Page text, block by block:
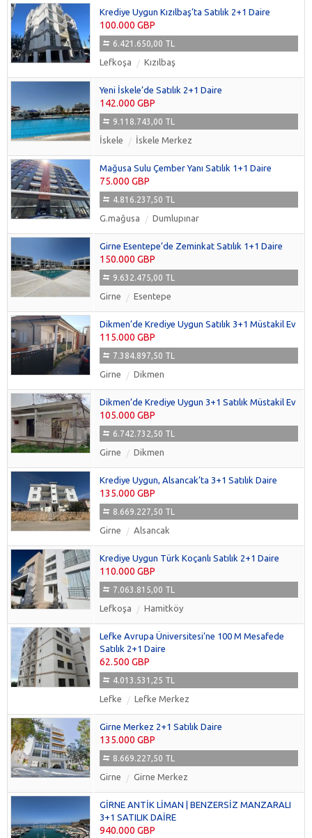
Krediye Uygun Kızılbaş’ta Satılık 2+1 Daire
100.000 GBP
6.421.650,00 TL
Lefkoşa Kızılbaş
Yeni İskele’de Satılık 2+1 Daire
142.000 GBP
9.118.743,00 TL
İskele İskele Merkez
Mağusa Sulu Çember Yanı Satılık 1+1 Daire
75.000 GBP
4.816.237,50 TL
G.mağusa Dumlupınar
Girne Esentepe’de Zeminkat Satılık 1+1 Daire
150.000 GBP
9.632.475,00 TL
Girne Esentepe
Dikmen’de Krediye Uygun Satılık 3+1 Müstakil Ev
115.000 GBP
7.384.897,50 TL
Girne Dikmen
Dikmen’de Krediye Uygun 3+1 Satılık Müstakil Ev
105.000 GBP
6.742.732,50 TL
Girne Dikmen
Krediye Uygun, Alsancak’ta 3+1 Satılık Daire
135.000 GBP
8.669.227,50 TL
Girne Alsancak
Krediye Uygun Türk Koçanlı Satılık 2+1 Daire
110.000 GBP
7.063.815,00 TL
Lefkoşa Hamitköy
Lefke Avrupa Üniversitesi’ne 100 M Mesafede
Satılık 2+1 Daire
62.500 GBP
4.013.531,25 TL
Lefke Lefke Merkez
Girne Merkez 2+1 Satılık Daire
135.000 GBP
8.669.227,50 TL
Girne Girne Merkez
GİRNE ANTİK LİMAN | BENZERSİZ MANZARALI
3+1 SATILIK DAİRE
940.000 GBP